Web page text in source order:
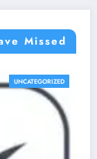
Missed
UNCATEGORIZED